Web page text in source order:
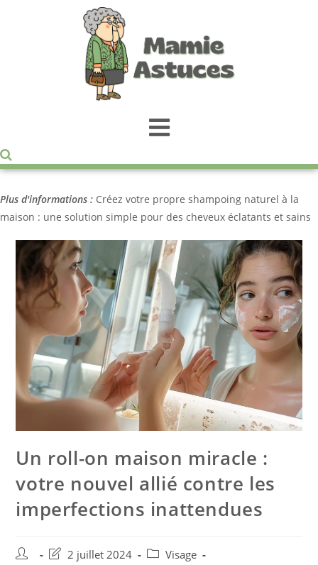
Plus d'informations : Créez votre propre shampoing naturel à la
maison : une solution simple pour des cheveux éclatants et sains
Un roll-on maison miracle :
votre nouvel allié contre les
imperfections inattendues
2 juillet 2024
Visage